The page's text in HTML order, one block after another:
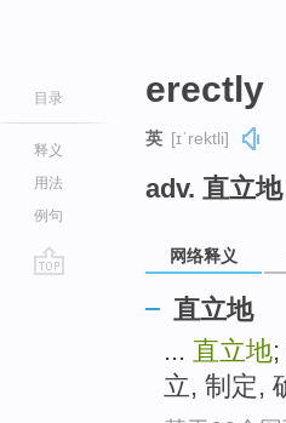
目录
释义
用法
例句
erectly
英 [ɪˈrektli]
adv. 直立地
网络释义
直立地
... 直立地
立, 制定,